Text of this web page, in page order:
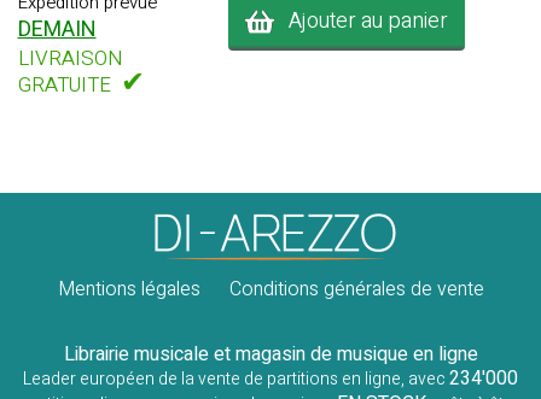
DEMAIN
LIVRAISON
GRATUITE ✔
Ajouter au panier
Mentions légales Conditions générales de vente
Librairie musicale et magasin de musique en ligne
Leader européen de la vente de partitions en ligne, avec234'000